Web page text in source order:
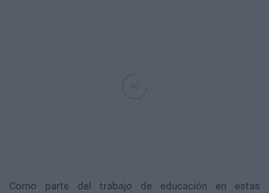
Como parte del trabajo de educación en estas